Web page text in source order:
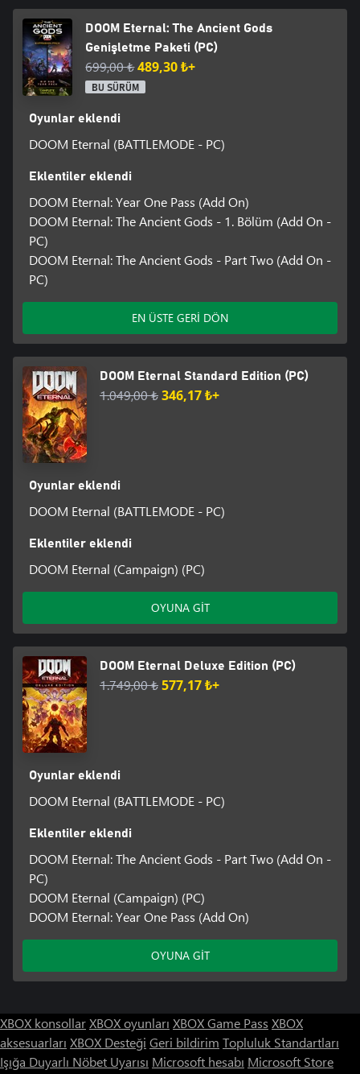
DOOM Eternal: The Ancient Gods
Genişletme Paketi (PC)
699,00 ₺489,30 ₺+
BU SÜRÜM
Oyunlar eklendi
DOOM Eternal (BATTLEMODE - PC)
Eklentiler eklendi
DOOM Eternal: Year One Pass (Add On)
DOOM Eternal: The Ancient Gods - 1. Bölüm (Add On -
PC)
DOOM Eternal: The Ancient Gods - Part Two (Add On -
PC)
EN ÜSTE GERİ DÖN
DOOM Eternal Standard Edition (PC)
1.049,00 ₺346,17 ₺+
Oyunlar eklendi
DOOM Eternal (BATTLEMODE - PC)
Eklentiler eklendi
DOOM Eternal (Campaign) (PC)
OYUNA GİT
DOOM Eternal Deluxe Edition (PC)
1.749,00 ₺577,17 ₺+
Oyunlar eklendi
DOOM Eternal (BATTLEMODE - PC)
Eklentiler eklendi
DOOM Eternal: The Ancient Gods - Part Two (Add On -
PC)
DOOM Eternal (Campaign) (PC)
DOOM Eternal: Year One Pass (Add On)
OYUNA GİT
XBOX konsollarXBOX oyunları XBOX Game Pass XBOX
aksesuarları XBOX Desteği Geri bildirim Topluluk Standartları
Işığa Duyarlı Nöbet Uyarısı Microsoft hesabı Microsoft Store